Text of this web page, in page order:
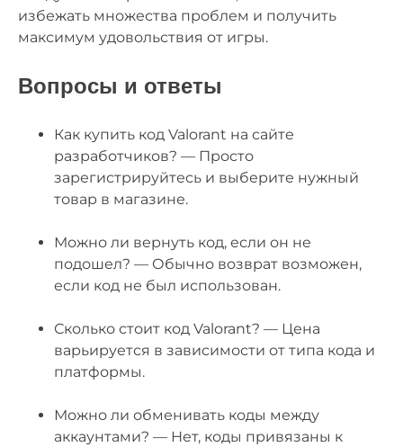
избежать множества проблем и получить
максимум удовольствия от игры.
Вопросы и ответы
Как купить код Valorant на сайте
разработчиков? — Просто
зарегистрируйтесь и выберите нужный
товар в магазине.
Можно ли вернуть код, если он не
подошел? — Обычно возврат возможен,
если код не был использован.
Сколько стоит код Valorant? — Цена
варьируется в зависимости от типа кода и
платформы.
Можно ли обменивать коды между
аккаунтами? — Нет, коды привязаны к